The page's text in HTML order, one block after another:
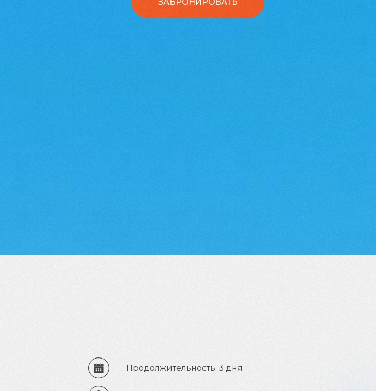
Продолжительность: 3 дня